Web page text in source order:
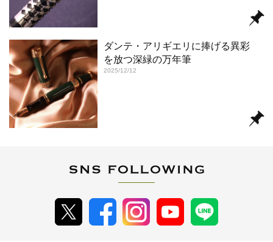
ダンテ・アリギエリに捧げる異彩
を放つ深緑の万年筆
2025/12/12